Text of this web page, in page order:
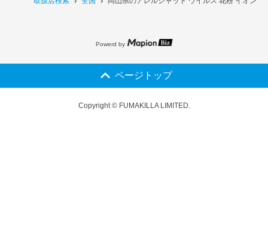
Powerd by
ページトップ
Copyright © FUMAKILLA LIMITED.